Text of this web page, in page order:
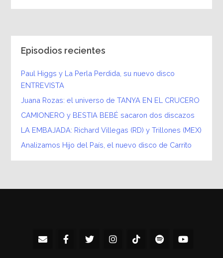
Episodios recientes
Paul Higgs y La Perla Perdida, su nuevo disco
ENTREVISTA
Juana Rozas: el universo de TANYA EN EL CRUCERO
CAMIONERO y BESTIA BEBÉ sacaron dos discazos
LA EMBAJADA: Richard Villegas (RD) y Trillones (MEX)
Analizamos Hijo del País, el nuevo disco de Carrito